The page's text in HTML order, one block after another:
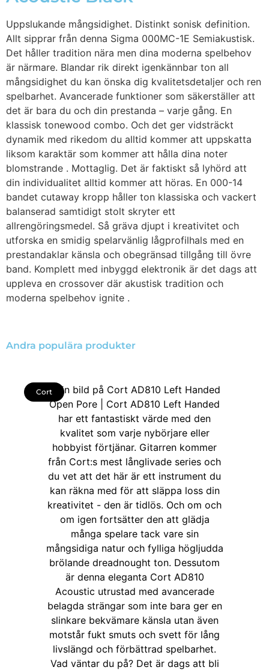
Uppslukande mångsidighet. Distinkt sonisk definition.
Allt sipprar från denna Sigma 000MC-1E Semiakustisk.
Det håller tradition nära men dina moderna spelbehov
är närmare. Blandar rik direkt igenkännbar ton all
mångsidighet du kan önska dig kvalitetsdetaljer och ren
spelbarhet. Avancerade funktioner som säkerställer att
det är bara du och din prestanda – varje gång. En
klassisk tonewood combo. Och det ger vidsträckt
dynamik med rikedom du alltid kommer att uppskatta
liksom karaktär som kommer att hålla dina noter
blomstrande . Mottaglig. Det är faktiskt så lyhörd att
din individualitet alltid kommer att höras. En 000-14
bandet cutaway kropp håller ton klassiska och vackert
balanserad samtidigt stolt skryter ett
allrengöringsmedel. Så gräva djupt i kreativitet och
utforska en smidig spelarvänlig lågprofilhals med en
prestandaklar känsla och obegränsad tillgång till övre
band. Komplett med inbyggd elektronik är det dags att
uppleva en crossover där akustisk tradition och
moderna spelbehov ignite .
Andra populära produkter
Cort